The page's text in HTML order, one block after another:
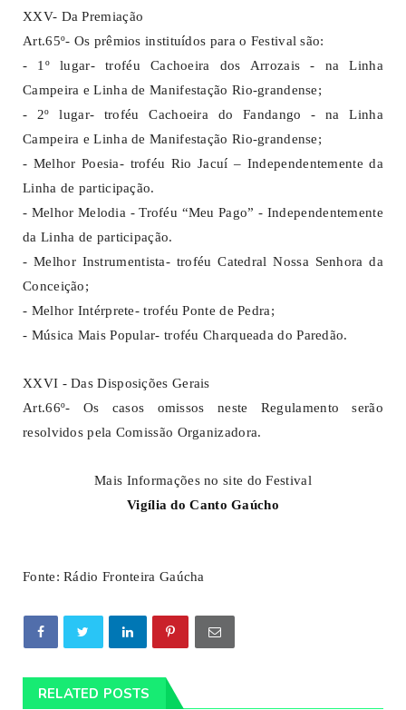
XXV- Da Premiação
Art.65º- Os prêmios instituídos para o Festival são:
- 1º lugar- troféu Cachoeira dos Arrozais - na Linha
Campeira e Linha de Manifestação Rio-grandense;
- 2º lugar- troféu Cachoeira do Fandango - na Linha
Campeira e Linha de Manifestação Rio-grandense;
- Melhor Poesia- troféu Rio Jacuí – Independentemente da
Linha de participação.
- Melhor Melodia - Troféu “Meu Pago” - Independentemente
da Linha de participação.
- Melhor Instrumentista- troféu Catedral Nossa Senhora da
Conceição;
- Melhor Intérprete- troféu Ponte de Pedra;
- Música Mais Popular- troféu Charqueada do Paredão.
XXVI - Das Disposições Gerais
Art.66º- Os casos omissos neste Regulamento serão
resolvidos pela Comissão Organizadora.
Mais Informações no site do Festival
Vigília do Canto Gaúcho
Fonte: Rádio Fronteira Gaúcha
RELATED POSTS